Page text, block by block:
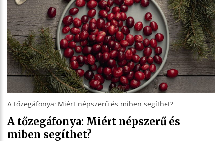
A tőzegáfonya: Miért népszerű és miben segíthet?
A tőzegáfonya: Miért népszerű és
miben segíthet?